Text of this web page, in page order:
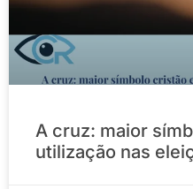
A cruz: maior
utilização nas